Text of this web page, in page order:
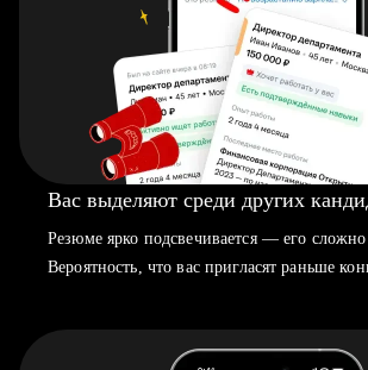
Вас выделяют среди других
Резюме ярко подсвечивается — его сложно
Вероятность, что вас пригласят раньше